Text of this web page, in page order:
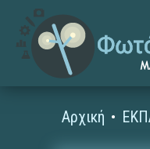
Αρχική